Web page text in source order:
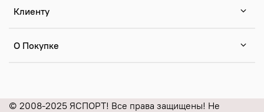
Клиенту
О Покупке
© 2008-2025 ЯСПОРТ! Все права защищены! Не